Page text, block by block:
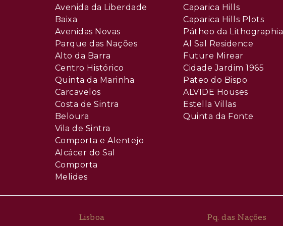
la Marginal et l’A5, garantissant une connexion
tels que Continente Bom Dia et d’autres commerces
l’école EB1/JI Nossa Senhora do Vale, située à environ
dans un rayon de moins de 1 km.
Parc des Poètes et l’Auditorium Eunice Muñoz, ainsi qu’un
communes les plus développées du pays, occupant une
de Lisbonne et de Cascais, avec de superbes vues sur le
Avenida da Liberdade
Baixa
Avenidas Novas
Parque das Nações
Alto da Barra
Centro Histórico
Quinta da Marinha
Carcavelos
Costa de Sintra
Beloura
Vila de Sintra
Comporta e Alentejo
Alcácer do Sal
Comporta
Melides
Caparica Hills
Caparica Hills Plots
Pátheo da Lithographia
Al Sal Residence
Future Mirear
Cidade Jardim 1965
Pateo do Bispo
ALVIDE Houses
Estella Villas
Quinta da Fonte
Lisboa
Pq. das Nações